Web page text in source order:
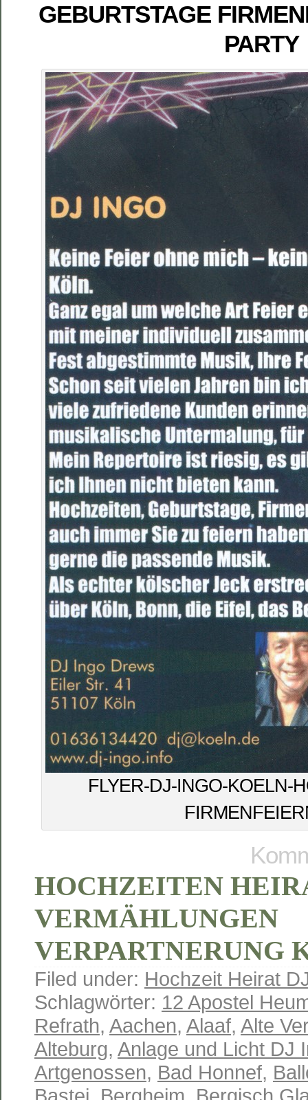
GEBURTSTAGE
PARTY
FLYER-DJ-INGO-KOELN-
HOCHZEITEN
VERMÄHLUNGEN
VERPARTNERUNG
Filed under: Hochzeit Heirat
Schlagwörter: 12 Apostel
Refrath, Aachen, Alaaf, Alte
Alteburg, Anlage und Licht DJ
Artgenossen, Bad Honnef,